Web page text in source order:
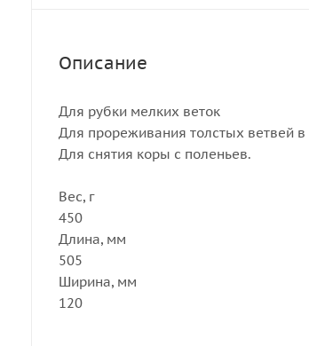
Описание
Для рубки мелких веток
Для прореживания толстых ветвей в
Для снятия коры с поленьев.
Вес, г
450
Длина, мм
505
Ширина, мм
120